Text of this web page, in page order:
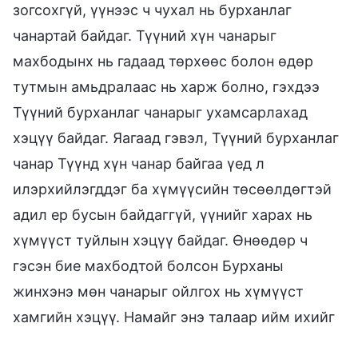
зогсохгүй, үүнээс ч чухал нь бурханлаг
чанартай байдаг. Түүний хүн чанарыг
махбодынх нь гадаад төрхөөс болон өдөр
тутмын амьдралаас нь харж болно, гэхдээ
Түүний бурханлаг чанарыг ухамсарлахад
хэцүү байдаг. Яагаад гэвэл, Түүний бурханлаг
чанар Түүнд хүн чанар байгаа үед л
илэрхийлэгддэг ба хүмүүсийн төсөөлдөгтэй
адил ер бусын байдаггүй, үүнийг харах нь
хүмүүст туйлын хэцүү байдаг. Өнөөдөр ч
гэсэн бие махбодтой болсон Бурханы
жинхэнэ мөн чанарыг ойлгох нь хүмүүст
хамгийн хэцүү. Намайг энэ талаар ийм ихийг